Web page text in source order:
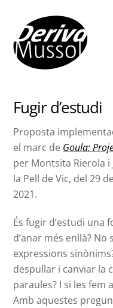
content
Fugir d’estudi
Proposta
el marc de Goula:
per Montsita Rierola i
la Pell de Vic, del 29
2021.
És fugir d’estudi una
d’anar més enllà?
expressions
despullar i canviar la
paraules? I si les fem
Amb aquestes